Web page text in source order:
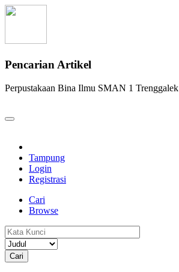
Pencarian Artikel
Perpustakaan Bina Ilmu SMAN 1 Trenggalek
Tampung
Login
Registrasi
Cari
Browse